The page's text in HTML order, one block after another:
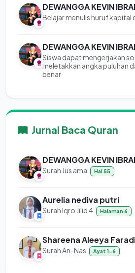
DEWANGGA KEVIN
Belajar menulis huruf kapital
DEWANGGA KEVIN
Siswa dapat mengerjakan
meletakkan angka puluhan
benar
Jurnal Baca Quran
DEWANGGA KEVIN
Surah Jus ama Hal 55
Aurelia nediva putri
Surah Iqro Jilid 4 Halaman 6
Shareena Aleeya
Surah An-Nas Ayat 1-6